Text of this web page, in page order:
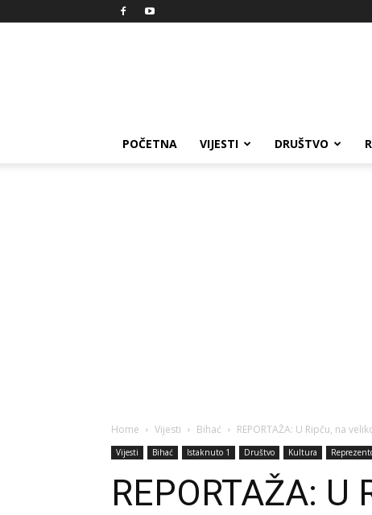
POČETNA VIJESTI DRUŠTVO
Home Vijesti Bihać REPORTAŽA: U Ripču, na
Vijesti Bihać Istaknuto 1 Društvo Kultura
REPORTAŽA: